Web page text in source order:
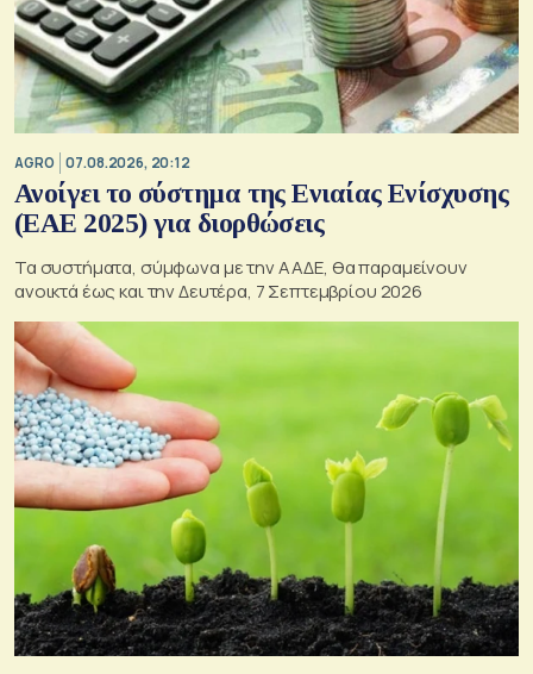
AGRO 07.08.2026, 20:12
Ανοίγει το σύστημα της Ενιαίας Ενίσχυσης
(ΕΑΕ 2025) για διορθώσεις
Τα συστήματα, σύμφωνα με την ΑΑΔΕ, θα παραμείνουν
ανοικτά έως και την Δευτέρα, 7 Σεπτεμβρίου 2026